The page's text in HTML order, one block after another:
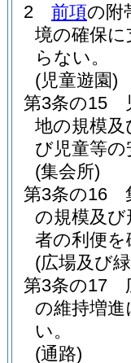
2
前項の附
境の確保
らない。
(児童遊園)
第3条の15
地の規模
び児童等
(集会所)
第3条の16
の規模及
者の利便
(広場及び
第3条の17
の維持増
い。
(通路)